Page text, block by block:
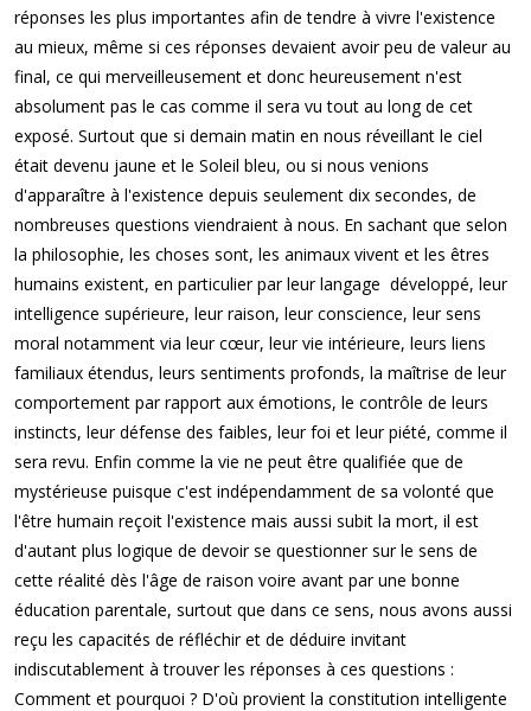
réponses les plus importantes afin de tendre à vivre l'existence
au mieux, même si ces réponses devaient avoir peu de valeur au
final, ce qui merveilleusement et donc heureusement n'est
absolument pas le cas comme il sera vu tout au long de cet
exposé. Surtout que si demain matin en nous réveillant le ciel
était devenu jaune et le Soleil bleu, ou si nous venions
d'apparaître à l'existence depuis seulement dix secondes, de
nombreuses questions viendraient à nous. En sachant que selon
la philosophie, les choses sont, les animaux vivent et les êtres
humains existent, en particulier par leur langage développé, leur
intelligence supérieure, leur raison, leur conscience, leur sens
moral notamment via leur cœur, leur vie intérieure, leurs liens
familiaux étendus, leurs sentiments profonds, la maîtrise de leur
comportement par rapport aux émotions, le contrôle de leurs
instincts, leur défense des faibles, leur foi et leur piété, comme il
sera revu. Enfin comme la vie ne peut être qualifiée que de
mystérieuse puisque c'est indépendamment de sa volonté que
l'être humain reçoit l'existence mais aussi subit la mort, il est
d'autant plus logique de devoir se questionner sur le sens de
cette réalité dès l'âge de raison voire avant par une bonne
éducation parentale, surtout que dans ce sens, nous avons aussi
reçu les capacités de réfléchir et de déduire invitant
indiscutablement à trouver les réponses à ces questions :
Comment et pourquoi ? D'où provient la constitution intelligente